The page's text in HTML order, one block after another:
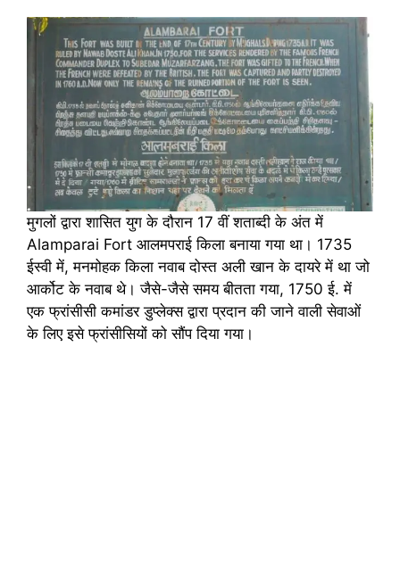
मुगलों द्वारा शासित युग के दौरान 17 वीं शताब्दी के अंत में
Alamparai Fort आलमपराई किला बनाया गया था। 1735
ईस्वी में, मनमोहक किला नवाब दोस्त अली खान के दायरे में था जो
आर्कोट के नवाब थे। जैसे-जैसे समय बीतता गया, 1750 ई. में
एक फ्रांसीसी कमांडर डुप्लेक्स द्वारा प्रदान की जाने वाली सेवाओं
के लिए इसे फ्रांसीसियों को सौंप दिया गया।